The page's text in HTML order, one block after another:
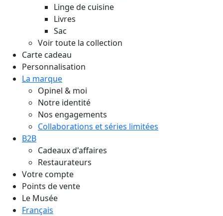
Linge de cuisine
Livres
Sac
Voir toute la collection
Carte cadeau
Personnalisation
La marque
Opinel & moi
Notre identité
Nos engagements
Collaborations et séries limitées
B2B
Cadeaux d'affaires
Restaurateurs
Votre compte
Points de vente
Le Musée
Français